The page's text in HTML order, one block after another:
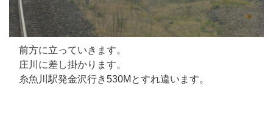
前方に立っていきます。
庄川に差し掛かります。
糸魚川駅発金沢行き530Mとすれ違います。